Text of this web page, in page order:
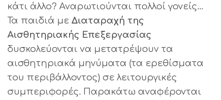
κάτι άλλο? Αναρωτιούνται πολλοί γονείς…
Τα παιδιά με Διαταραχή της
Αισθητηριακής Επεξεργασίας
δυσκολεύονται να μετατρέψουν τα
αισθητηριακά μηνύματα (τα ερεθίσματα
του περιβάλλοντος) σε λειτουργικές
συμπεριφορές. Παρακάτω αναφέρονται